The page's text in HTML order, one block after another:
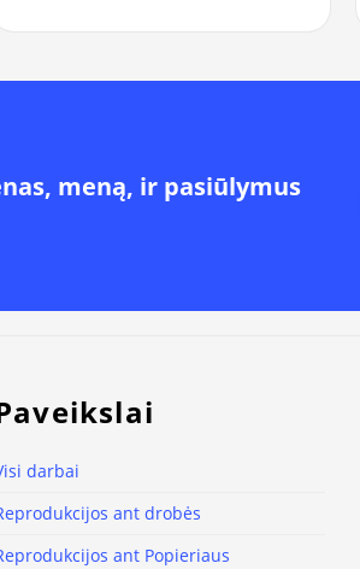
meną, ir pasiūlymus
darbai
ant drobės
ant Popieriaus